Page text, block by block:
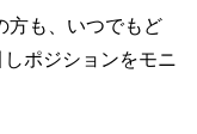
方も、いつでもど
ポジションをモニ